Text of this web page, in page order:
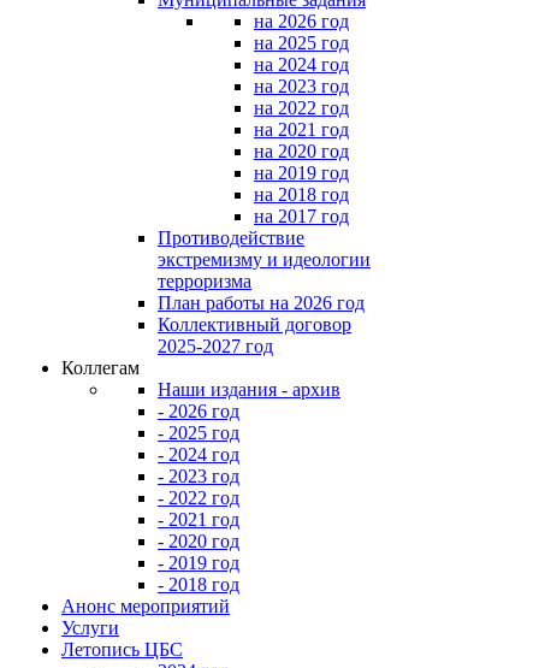
на 2026 год
на 2025 год
на 2024 год
на 2023 год
на 2022 год
на 2021 год
на 2020 год
на 2019 год
на 2018 год
на 2017 год
Противодействие
экстремизму и идеологии
терроризма
План работы на 2026 год
Коллективный договор
2025-2027 год
Коллегам
Наши издания - архив
- 2026 год
- 2025 год
- 2024 год
- 2023 год
- 2022 год
- 2021 год
- 2020 год
- 2019 год
- 2018 год
Анонс мероприятий
Услуги
Летопись ЦБС